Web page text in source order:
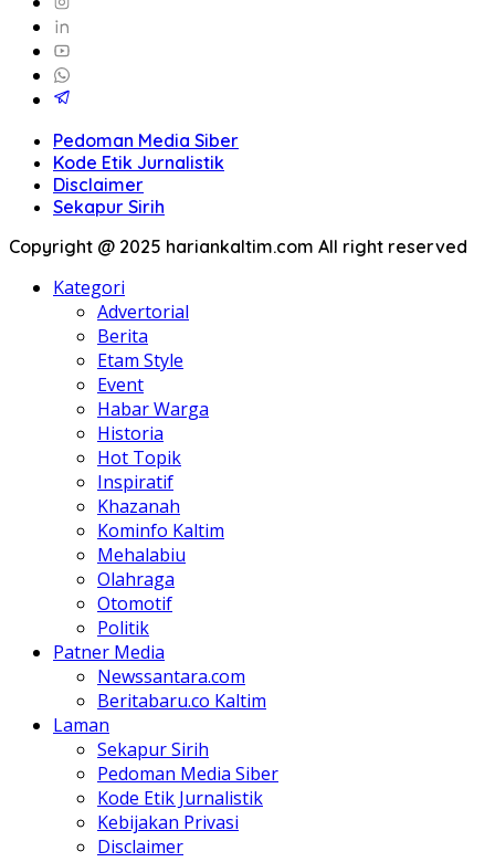
Pedoman Media Siber
Kode Etik Jurnalistik
Disclaimer
Sekapur Sirih
Copyright @ 2025 hariankaltim.com All right reserved
Kategori
Advertorial
Berita
Etam Style
Event
Habar Warga
Historia
Hot Topik
Inspiratif
Khazanah
Kominfo Kaltim
Mehalabiu
Olahraga
Otomotif
Politik
Patner Media
Newssantara.com
Beritabaru.co Kaltim
Laman
Sekapur Sirih
Pedoman Media Siber
Kode Etik Jurnalistik
Kebijakan Privasi
Disclaimer